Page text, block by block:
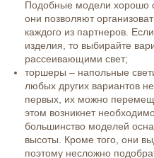
Подобные модели хорошо
они позволяют
каждого из партнеров.
изделия, то выбирайте
рассеивающими свет;
торшеры – напольные
любых других вариантов
первых, их можно
этом возникнет
большинство моделей
высоты. Кроме того, они
поэтому несложно